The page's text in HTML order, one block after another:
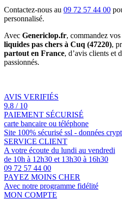
Contactez-nous au 09 72 57 44 00
personnalisé.
Avec Genericlop.fr, commandez vos
liquides pas chers à Cuq (47220),
partout en France, d’avis clients et
passionnés.
AVIS VERIFIÉS
9.8 / 10
PAIEMENT SÉCURISÉ
carte bancaire ou téléphone
Site 100% sécurisé ssl - données
SERVICE CLIENT
A votre écoute du lundi au vendredi
de 10h à 12h30 et 13h30 à 16h30
09 72 57 44 00
PAYEZ MOINS CHER
Avec notre programme fidélité
MON COMPTE